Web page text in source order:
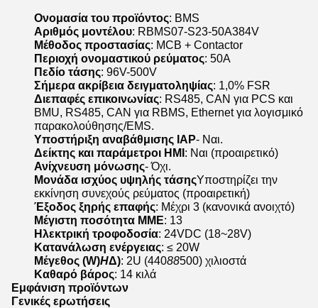
Ονομασία του προϊόντος: BMS
Αριθμός μοντέλου: RBMS07-S23-50A384V
Μέθοδος προστασίας: MCB + Contactor
Περιοχή ονομαστικού ρεύματος: 50Α
Πεδίο τάσης: 96V-500V
Σήμερα ακρίβεια δειγματοληψίας: 1,0% FSR
Διεπαφές επικοινωνίας: RS485, CAN για PCS και
BMU, RS485, CAN για RBMS, Ethernet για λογισμικό
παρακολούθησης/EMS.
Υποστήριξη αναβάθμισης IAP- Ναι.
Δείκτης και παράμετροι HMI: Ναι (προαιρετικό)
Ανίχνευση μόνωσης- Όχι.
Μονάδα ισχύος υψηλής τάσηςΥποστηρίζει την
εκκίνηση συνεχούς ρεύματος (προαιρετική)
Έξοδος ξηρής επαφής: Μέχρι 3 (κανονικά ανοιχτό)
Μέγιστη ποσότητα ΜΜΕ: 13
Ηλεκτρική τροφοδοσία: 24VDC (18~28V)
Κατανάλωση ενέργειας: ≤ 20W
Μέγεθος (W)HΔ): 2U (44088500) χιλιοστά
Καθαρό βάρος: 14 κιλά
Εμφάνιση προϊόντων
Γενικές ερωτήσεις